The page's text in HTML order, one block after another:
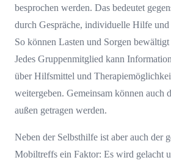
besprochen werden. Das bedeutet
durch Gespräche, individuelle Hilfe und
So können Lasten und Sorgen
Jedes Gruppenmitglied kann
über Hilfsmittel und
weitergeben. Gemeinsam können auch
außen getragen werden.
Neben der Selbsthilfe ist aber auch der
Mobiltreffs ein Faktor: Es wird gelacht